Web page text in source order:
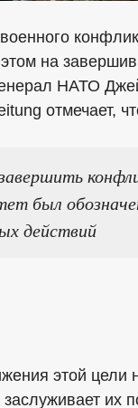
на
НАТО
отмечает,
был
действий
этой цели
их